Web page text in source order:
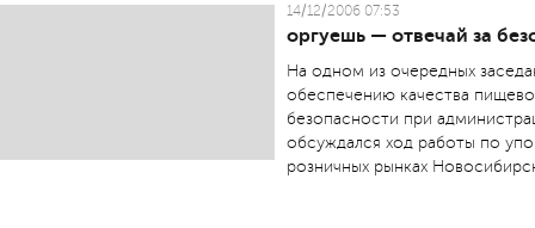
14/12/2006 07:53
оргуешь — отвечай за
На одном из очередных
обеспечению качества
безопасности при
обсуждался ход работы по
розничных рынках